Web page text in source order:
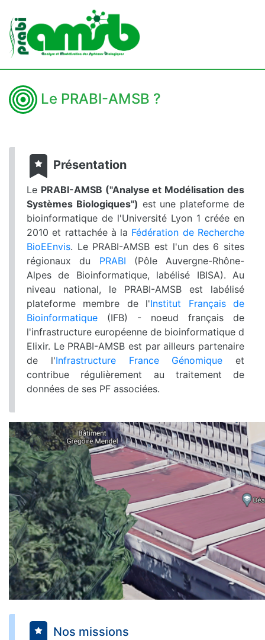
Le PRABI-AMSB ?
Présentation
Le PRABI-AMSB ("Analyse et Modélisation des
Systèmes Biologiques") est une plateforme de
bioinformatique de l'Université Lyon 1 créée en
2010 et rattachée à la Fédération de Recherche
BioEEnvis. Le PRABI-AMSB est l'un des 6 sites
régionaux du PRABI (Pôle Auvergne-Rhône-
Alpes de Bioinformatique, labélisé IBISA). Au
niveau national, le PRABI-AMSB est labélisé
plateforme membre de l'Institut Français de
Bioinformatique (IFB) - noeud français de
l'infrastructure européenne de bioinformatique d
Elixir. Le PRABI-AMSB est par ailleurs partenaire
de l'Infrastructure France Génomique et
contribue régulièrement au traitement de
données de ses PF associées.
Nos missions